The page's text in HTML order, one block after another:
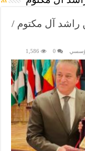
راشد آل مكتوم /
0
1,586